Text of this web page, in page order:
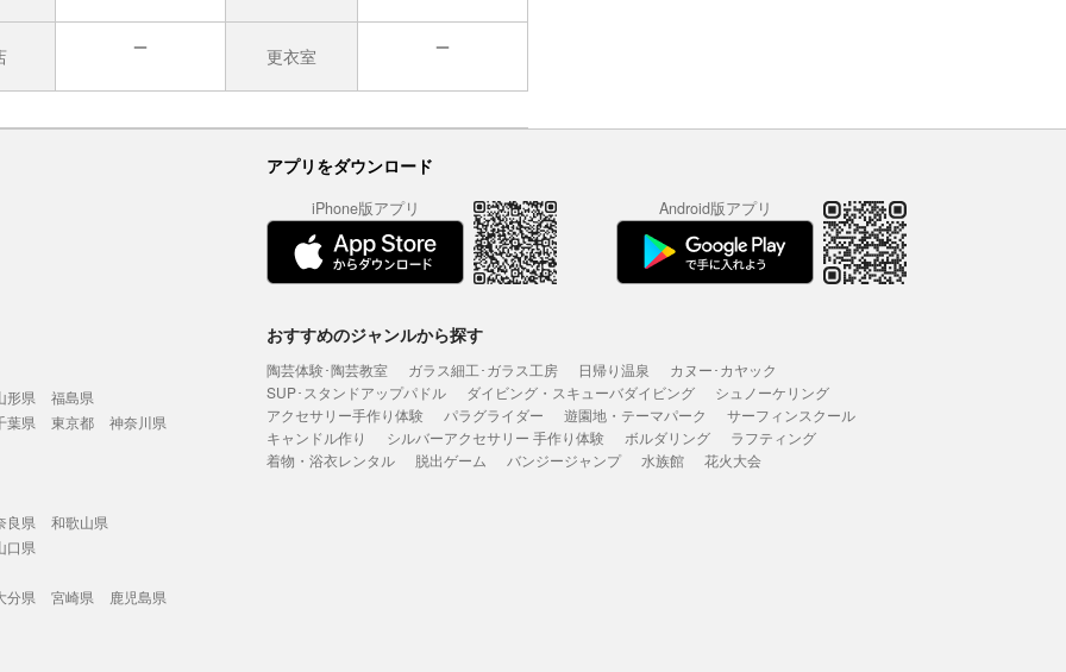
更衣室
アプリをダウンロード
iPhone版アプリ Android版アプリ
形県
福島県
葉県 東京都
神奈川県
良県
和歌山県
口県
分県 宮崎県
鹿児島県
おすすめのジャンルから探す
陶芸体験･陶芸教室 ガラス細工･ガラス工房 日帰り温泉
カヌー･カヤック
SUP･スタンドアップパドル
ダイビング・スキューバダイビング
シュノーケリング
アクセサリー手作り体験
パラグライダー 遊園地・テーマパーク
サーフィンスクール
キャンドル作り
シルバーアクセサリー 手作り体験 ボルダリング
ラフティング
着物・浴衣レンタル
脱出ゲーム バンジージャンプ 水族館 花火大会